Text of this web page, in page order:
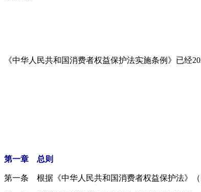
《中华人民共和国消费者权益保护法实施条例》已经
第一章 总则
第一条 根据《中华人民共和国消费者权益保护法》